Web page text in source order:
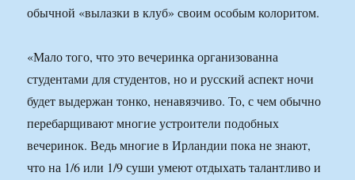
обычной «вылазки в клуб» своим особым колоритом.
«Мало того, что это вечеринка организованна
студентами для студентов, но и русский аспект ночи
будет выдержан тонко, ненавязчиво. То, с чем обычно
перебарщивают многие устроители подобных
вечеринок. Ведь многие в Ирландии пока не знают,
что на 1/6 или 1/9 суши умеют отдыхать талантливо и